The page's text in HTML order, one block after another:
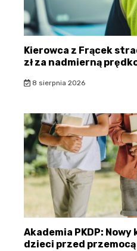
Kierowca z Frącek
zł za nadmierną
8 sierpnia 2026
Akademia PKDP:
dzieci przed